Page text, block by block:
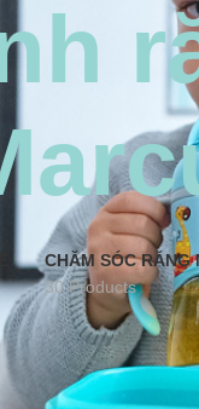
CHĂM SÓC RĂNG
30 Products